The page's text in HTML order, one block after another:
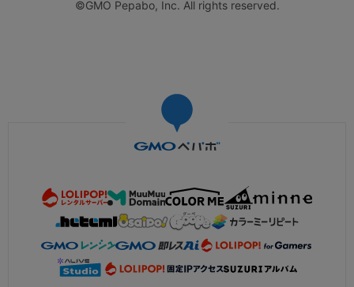
©GMO Pepabo, Inc. All rights reserved.